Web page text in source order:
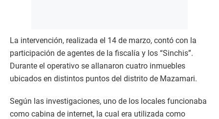
La intervención, realizada el 14 de marzo, contó con la
participación de agentes de la fiscalía y los “Sinchis”.
Durante el operativo se allanaron cuatro inmuebles
ubicados en distintos puntos del distrito de Mazamari.
Según las investigaciones, uno de los locales funcionaba
como cabina de internet, la cual era utilizada como